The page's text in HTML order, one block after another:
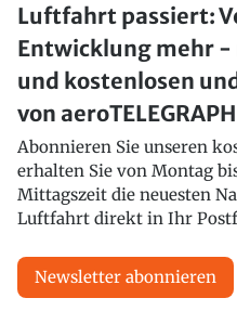
Luftfahrt passiert:
Entwicklung mehr
und kostenlosen
von aeroTELEGRAPH
Abonnieren Sie unseren
erhalten Sie von Montag
Mittagszeit die neuesten
Luftfahrt direkt in Ihr
Newsletter abonnieren